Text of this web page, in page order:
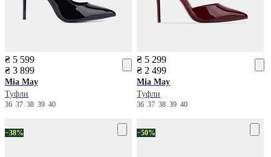
₴ 5 599
₴ 3 899
Mia May
Туфли
36 37 38 39 40
₴ 5 299
₴ 2 499
Mia May
Туфли
3637383940
−38% −50%